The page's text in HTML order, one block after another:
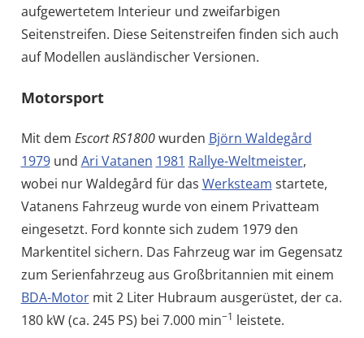
aufgewertetem Interieur und zweifarbigen
Seitenstreifen. Diese Seitenstreifen finden sich auch
auf Modellen ausländischer Versionen.
Motorsport
Mit dem Escort RS1800wurden Björn Waldegård
1979und Ari Vatanen 1981 Rallye-Weltmeister,
wobei nur Waldegård für das Werksteam startete,
Vatanens Fahrzeug wurde von einem Privatteam
eingesetzt. Ford konnte sich zudem 1979 den
Markentitel sichern. Das Fahrzeug war im Gegensatz
zum Serienfahrzeug aus Großbritannien mit einem
BDA-Motormit 2 Liter Hubraum ausgerüstet, der ca.
180 kW (ca. 245 PS) bei 7.000 min−1 leistete.